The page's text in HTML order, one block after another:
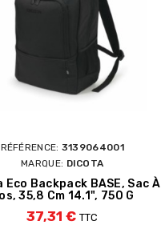
RÉFÉRENCE: 3139064001
MARQUE: DICOTA
Eco Backpack BASE, Sac À
35,8 Cm 14.1", 750 G
37,31 €TTC